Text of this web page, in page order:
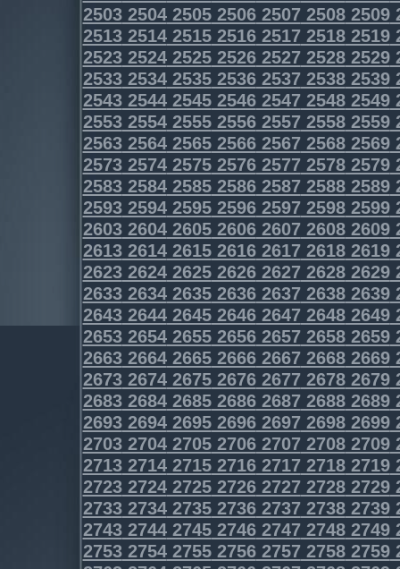
2503250425052506250725082509
2513251425152516251725182519
2523252425252526252725282529
2533253425352536253725382539
2543254425452546254725482549
2553255425552556255725582559
2563256425652566256725682569
2573257425752576257725782579
2583258425852586258725882589
2593259425952596259725982599
2603260426052606260726082609
2613261426152616261726182619
2623262426252626262726282629
2633263426352636263726382639
2643264426452646264726482649
2653265426552656265726582659
2663266426652666266726682669
2673267426752676267726782679
2683268426852686268726882689
2693269426952696269726982699
2703270427052706270727082709
2713271427152716271727182719
2723272427252726272727282729
2733273427352736273727382739
2743274427452746274727482749
2753275427552756275727582759